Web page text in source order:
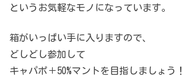
というお気軽なモノになっています。
箱がいっぱい手に入りますので、
どしどし参加して
キャパポ＋50%マントを目指しましょう！